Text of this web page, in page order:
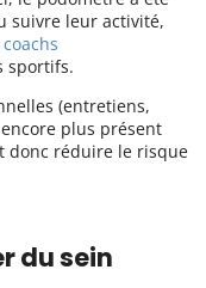
suivre leur activité,
coachs
sportifs.
(entretiens,
plus présent
donc réduire le risque
du sein